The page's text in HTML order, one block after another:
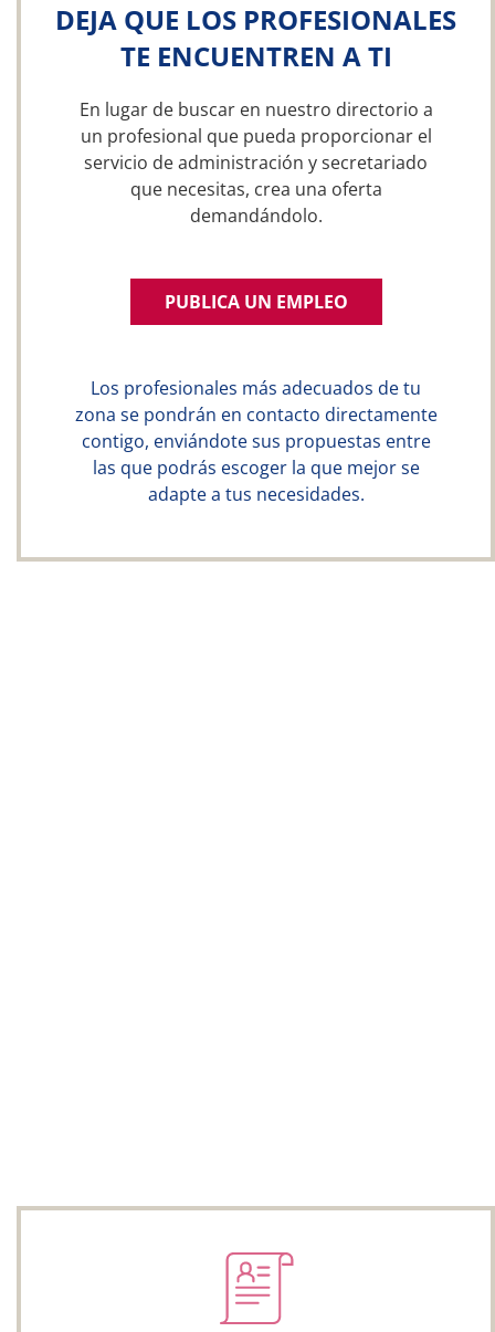
DEJA QUE LOS PROFESIONALES
TE ENCUENTREN A TI
En lugar de buscar en nuestro directorio a
un profesional que pueda proporcionar el
servicio de administración y secretariado
que necesitas, crea una oferta
demandándolo.
PUBLICA UN EMPLEO
Los profesionales más adecuados de tu
zona se pondrán en contacto directamente
contigo, enviándote sus propuestas entre
las que podrás escoger la que mejor se
adapte a tus necesidades.